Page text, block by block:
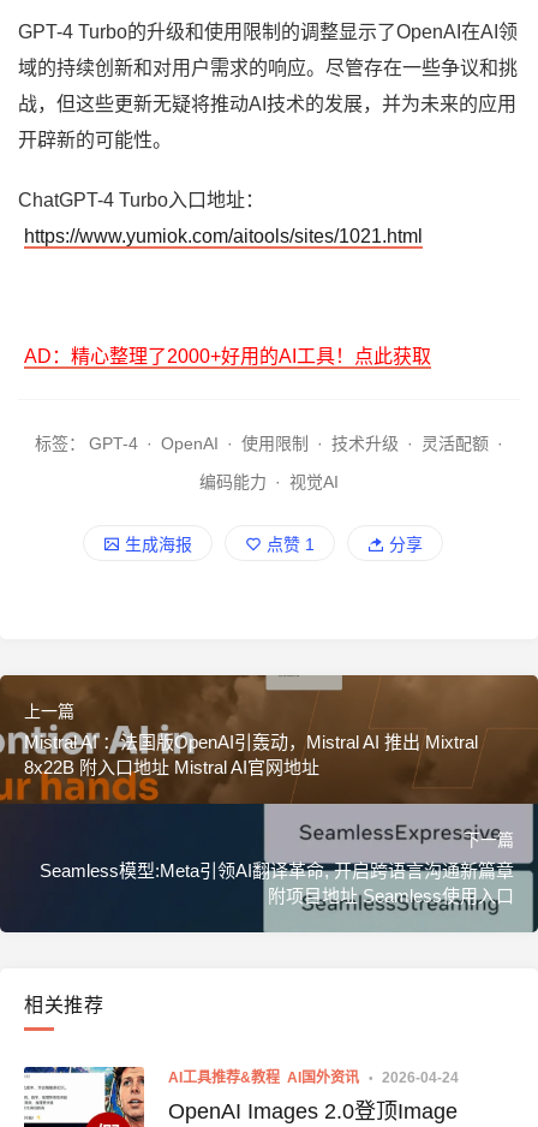
GPT-4 Turbo的升级和使用限制的调整显示了OpenAI在AI领
域的持续创新和对用户需求的响应。尽管存在一些争议和挑
战，但这些更新无疑将推动AI技术的发展，并为未来的应用
开辟新的可能性。
ChatGPT-4 Turbo入口地址：
https://www.yumiok.com/aitools/sites/1021.html
AD：精心整理了2000+好用的AI工具！点此获取
标签： GPT-4 · OpenAI · 使用限制 · 技术升级 · 灵活配额 ·
编码能力 · 视觉AI
生成海报 点赞 1 分享
上一篇
Mistral AI ：法国版OpenAI引轰动，Mistral AI 推出 Mixtral
8x22B 附入口地址 Mistral AI官网地址
下一篇
Seamless模型:Meta引领AI翻译革命, 开启跨语言沟通新篇章
附项目地址 Seamless使用入口
相关推荐
AI工具推荐&教程 AI国外资讯 2026-04-24
OpenAI Images 2.0登顶Image